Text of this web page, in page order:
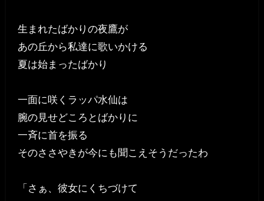
生まれたばかりの夜鷹が
あの丘から私達に歌いかける
夏は始まったばかり
一面に咲くラッパ水仙は
腕の見せどころとばかりに
一斉に首を振る
そのささやきが今にも聞こえそうだったわ
「さぁ、彼女にくちづけて